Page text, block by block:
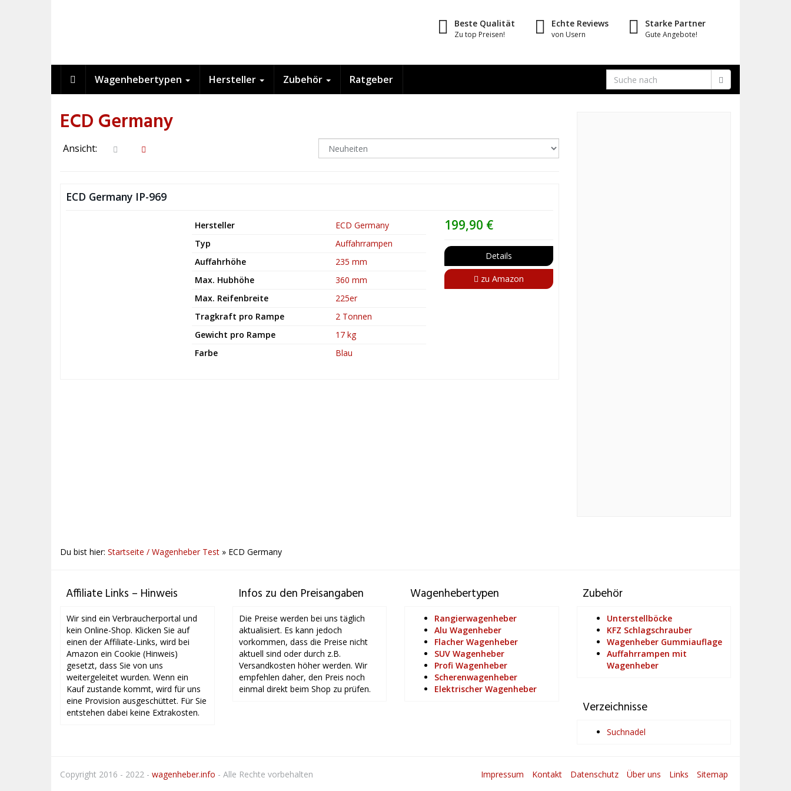
Beste Qualität
Zu top Preisen!
Echte Reviews
von Usern
Starke Partner
Gute Angebote!
Wagenhebertypen Hersteller Zubehör Ratgeber
ECD Germany
Ansicht:
ECD Germany IP-969
199,90 €
Details
zu Amazon
Hersteller
ECD Germany
Typ
Auffahrrampen
Auffahrhöhe
235 mm
Max. Hubhöhe
360 mm
Max. Reifenbreite
225er
Tragkraft pro Rampe
2 Tonnen
Gewicht pro Rampe
17 kg
Farbe
Blau
Du bist hier: Startseite / Wagenheber Test » ECD Germany
Affiliate Links – Hinweis
Wir sind ein Verbraucherportal und
kein Online-Shop. Klicken Sie auf
einen der Affiliate-Links, wird bei
Amazon ein Cookie (Hinweis)
gesetzt, dass Sie von uns
weitergeleitet wurden. Wenn ein
Kauf zustande kommt, wird für uns
eine Provision ausgeschüttet. Für Sie
entstehen dabei keine Extrakosten.
Infos zu den Preisangaben
Die Preise werden bei uns täglich
aktualisiert. Es kann jedoch
vorkommen, dass die Preise nicht
aktuell sind oder durch z.B.
Versandkosten höher werden. Wir
empfehlen daher, den Preis noch
einmal direkt beim Shop zu prüfen.
Wagenhebertypen
Rangierwagenheber
Alu Wagenheber
Flacher Wagenheber
SUV Wagenheber
Profi Wagenheber
Scherenwagenheber
Elektrischer Wagenheber
Zubehör
Unterstellböcke
KFZ Schlagschrauber
Wagenheber Gummiauflage
Auffahrrampen mit
Wagenheber
Verzeichnisse
Suchnadel
Copyright 2016 - 2022 - wagenheber.info - Alle Rechte vorbehalten Impressum Kontakt Datenschutz Über uns Links Sitemap